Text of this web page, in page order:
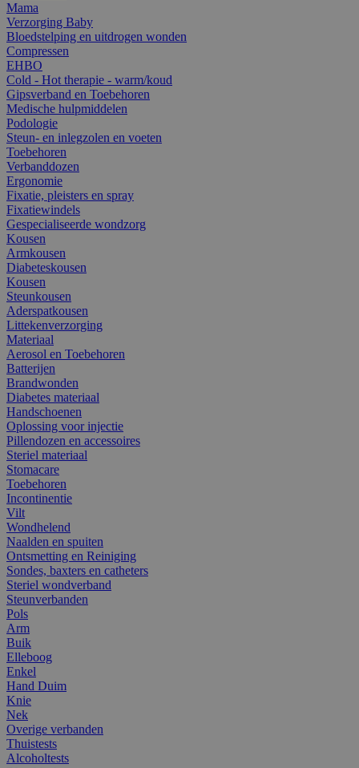
Mama
Verzorging Baby
Bloedstelping en uitdrogen wonden
Compressen
EHBO
Cold - Hot therapie - warm/koud
Gipsverband en Toebehoren
Medische hulpmiddelen
Podologie
Steun- en inlegzolen en voeten
Toebehoren
Verbanddozen
Ergonomie
Fixatie, pleisters en spray
Fixatiewindels
Gespecialiseerde wondzorg
Kousen
Armkousen
Diabeteskousen
Kousen
Steunkousen
Aderspatkousen
Littekenverzorging
Materiaal
Aerosol en Toebehoren
Batterijen
Brandwonden
Diabetes materiaal
Handschoenen
Oplossing voor injectie
Pillendozen en accessoires
Steriel materiaal
Stomacare
Toebehoren
Incontinentie
Vilt
Wondhelend
Naalden en spuiten
Ontsmetting en Reiniging
Sondes, baxters en catheters
Steriel wondverband
Steunverbanden
Pols
Arm
Buik
Elleboog
Enkel
Hand Duim
Knie
Nek
Overige verbanden
Thuistests
Alcoholtests